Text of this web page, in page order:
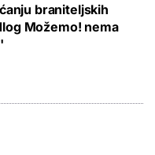
braniteljskih
Možemo! nema